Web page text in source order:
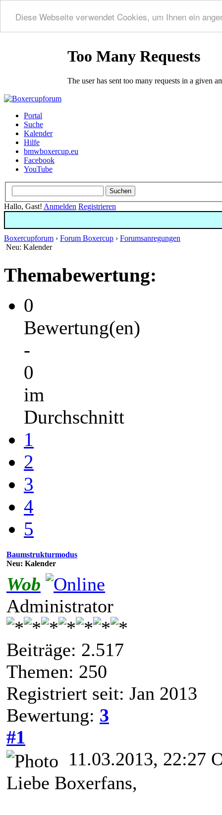
Diese Webseite verwendet Cookies, um Ihnen ein
Portal
Suche
Kalender
Hilfe
bmwboxercup.eu
Facebook
YouTube
Hallo, Gast! Anmelden Registrieren
Boxercupforum › Forum Boxercup › Forumsanregungen
Neu: Kalender
Themabewertung:
0
Bewertung(en)
-
0
im
Durchschnitt
1
2
3
4
5
Baumstrukturmodus
Neu: Kalender
Wob
Administrator
Beiträge: 2.517
Themen: 250
Registriert seit: Jan 2013
Bewertung: 3
#1
11.03.2013, 22:27
Liebe Boxerfans,